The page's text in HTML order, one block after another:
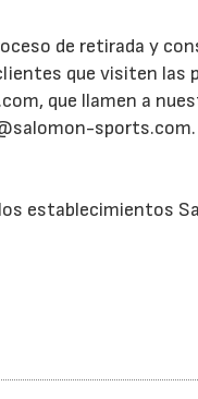
de retirada y
que visiten las
que llamen a
sports.com.
establecimientos